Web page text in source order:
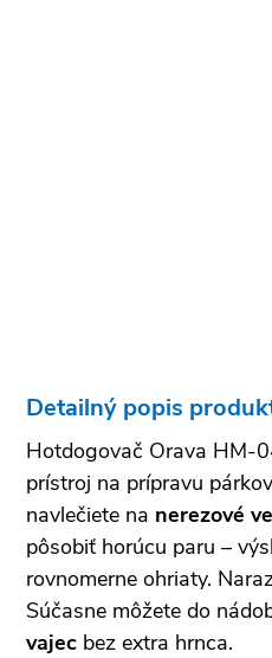
Detailný popis
Hotdogovač Orava HM-
prístroj na prípravu
navlečiete na nerezové
pôsobiť horúcu paru –
rovnomerne ohriaty.
Súčasne môžete do
vajec bez extra hrnca.